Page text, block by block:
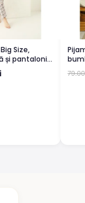
Size,
și pantaloni
cu Lucky,
79.00